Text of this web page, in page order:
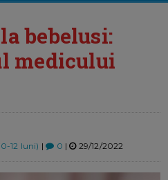
bebelusi:
medicului
12 luni) | 0 | 29/12/2022